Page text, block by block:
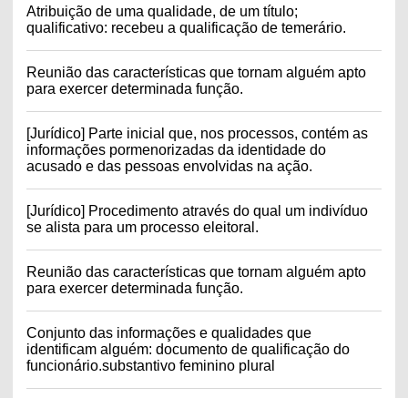
Atribuição de uma qualidade, de um título;
qualificativo: recebeu a qualificação de temerário.
Reunião das características que tornam alguém apto
para exercer determinada função.
[Jurídico] Parte inicial que, nos processos, contém as
informações pormenorizadas da identidade do
acusado e das pessoas envolvidas na ação.
[Jurídico] Procedimento através do qual um indivíduo
se alista para um processo eleitoral.
Reunião das características que tornam alguém apto
para exercer determinada função.
Conjunto das informações e qualidades que
identificam alguém: documento de qualificação do
funcionário.substantivo feminino plural